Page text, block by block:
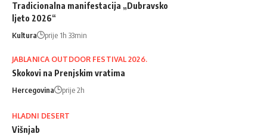
Tradicionalna manifestacija „Dubravsko
ljeto 2026“
Kultura prije 1h 33min
JABLANICA OUTDOOR FESTIVAL 2026.
Skokovi na Prenjskim vratima
Hercegovina prije 2h
HLADNI DESERT
Višnjab